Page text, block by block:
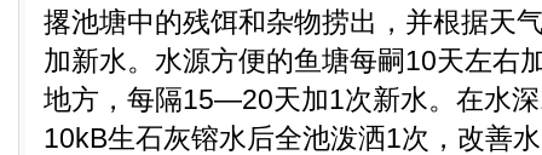
撂池塘中的残饵和杂物捞出，并根据天
加新水。水源方便的鱼塘每嗣10天左右
地方，每隔15—20天加1次新水。在水
10kB生石灰镕水后全池泼洒1次，改善